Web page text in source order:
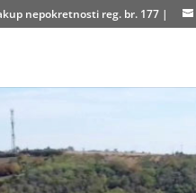
nepokretnosti reg. br. 177 |